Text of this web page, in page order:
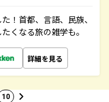
！首都、言語、民族、
くなる旅の雑学も。
詳細を見る
10